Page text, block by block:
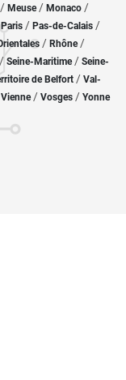
Meuse/ Monaco /
Paris / Pas-de-Calais /
/ Rhône/
Seine-Maritime/ Seine-
de Belfort / Val-
Vienne/ Vosges / Yonne